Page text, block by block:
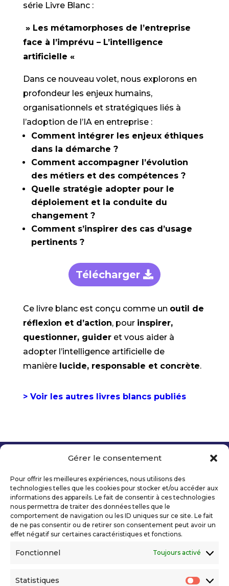
Gérer le consentement
Pour offrir les meilleures expériences, nous utilisons des
technologies telles que les cookies pour stocker et/ou accéder aux
informations des appareils. Le fait de consentir à ces technologies
nous permettra de traiter des données telles que le
comportement de navigation ou les ID uniques sur ce site. Le fait
de ne pas consentir ou de retirer son consentement peut avoir un
effet négatif sur certaines caractéristiques et fonctions.
Fonctionnel Toujours activé
Statistiques
série Livre Blanc :
» Les métamorphoses de l’entreprise
face à l’imprévu – L’intelligence
artificielle «
Dans ce nouveau volet, nous explorons en
profondeur les enjeux humains,
organisationnels et stratégiques liés à
l’adoption de l’IA en entreprise :
Comment intégrer les enjeux éthiques
dans la démarche ?
Comment accompagner l’évolution
des métiers et des compétences ?
Quelle stratégie adopter pour le
déploiement et la conduite du
changement ?
Comment s’inspirer des cas d’usage
pertinents ?
Télécharger
Ce livre blanc est conçu comme un outil de
réflexion et d’action, pour inspirer,
questionner, guideret vous aider à
adopter l’intelligence artificielle de
manière lucide, responsable et concrète.
> Voir les autres livres blancs publiés
Mentions légales
Politique de confidentialité
Déclaration d’accessibilité numérique
Ils nous soutiennent